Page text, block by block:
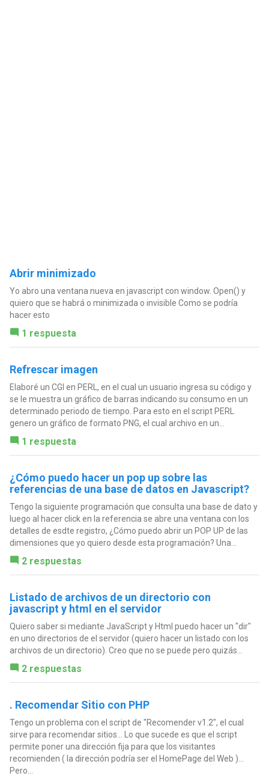
Abrir minimizado
Yo abro una ventana nueva en javascript con window. Open() y
quiero que se habrá o minimizada o invisible Como se podría
hacer esto
1 respuesta
Refrescar imagen
Elaboré un CGI en PERL, en el cual un usuario ingresa su código y
se le muestra un gráfico de barras indicando su consumo en un
determinado periodo de tiempo. Para esto en el script PERL
genero un gráfico de formato PNG, el cual archivo en un...
1 respuesta
¿Cómo puedo hacer un pop up sobre las
referencias de una base de datos en Javascript?
Tengo la siguiente programación que consulta una base de dato y
luego al hacer click en la referencia se abre una ventana con los
detalles de esdte registro, ¿Cómo puedo abrir un POP UP de las
dimensiones que yo quiero desde esta programación? Una...
2 respuestas
Listado de archivos de un directorio con
javascript y html en el servidor
Quiero saber si mediante JavaScript y Html puedo hacer un "dir"
en uno directorios de el servidor (quiero hacer un listado con los
archivos de un directorio). Creo que no se puede pero quizás...
2 respuestas
. Recomendar Sitio con PHP
Tengo un problema con el script de "Recomender v1.2", el cual
sirve para recomendar sitios... Lo que sucede es que el script
permite poner una dirección fija para que los visitantes
recomienden ( la dirección podría ser el HomePage del Web )...
Pero...